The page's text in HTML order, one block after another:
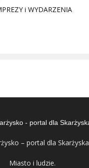
i WYDARZENIA
– portal dla Skarżyska
Miasto i ludzie.